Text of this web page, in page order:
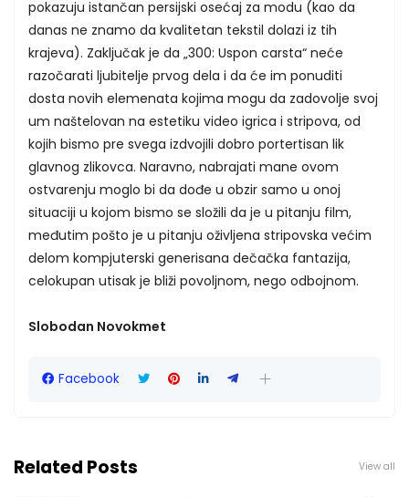
pokazuju istančan persijski osećaj za modu (kao da
danas ne znamo da kvalitetan tekstil dolazi iz tih
krajeva). Zaključak je da „300: Uspon carsta“ neće
razočarati ljubitelje prvog dela i da će im ponuditi
dosta novih elemenata kojima mogu da zadovolje svoj
um naštelovan na estetiku video igrica i stripova, od
kojih bismo pre svega izdvojili dobro portertisan lik
glavnog zlikovca. Naravno, nabrajati mane ovom
ostvarenju moglo bi da dođe u obzir samo u onoj
situaciji u kojom bismo se složili da je u pitanju film,
međutim pošto je u pitanju oživljena stripovska većim
delom kompjuterski generisana dečačka fantazija,
celokupan utisak je bliži povoljnom, nego odbojnom.
Slobodan Novokmet
Facebook
Related Posts View all